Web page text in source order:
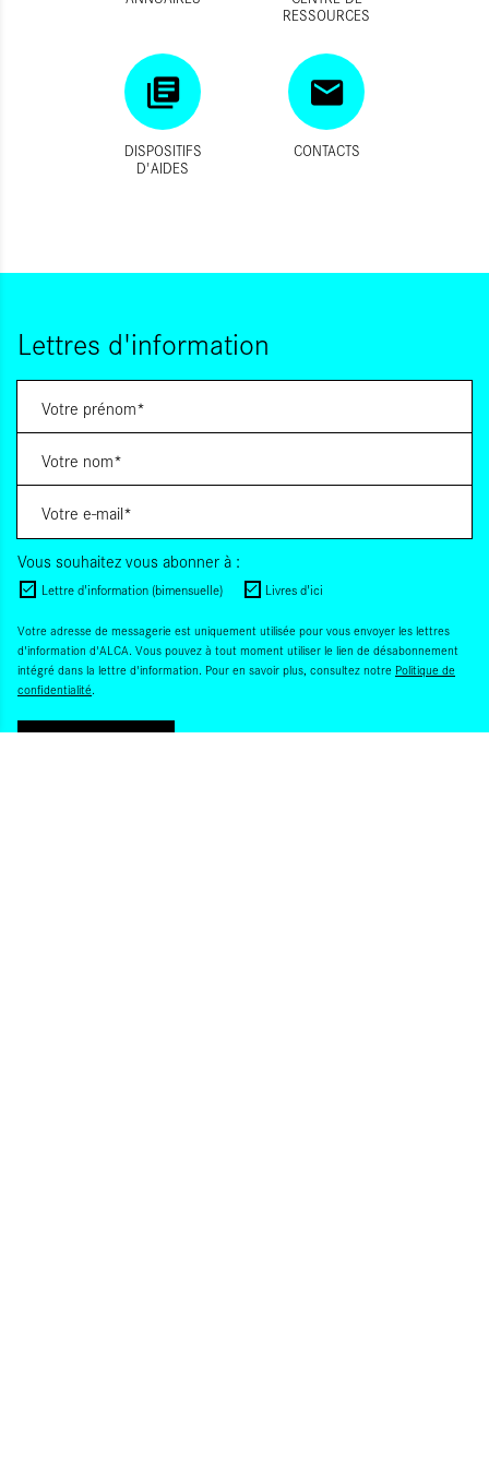
RESSOURCES
DISPOSITIFS
D'AIDES
CONTACTS
Lettres d'information
Vous souhaitez vous abonner à :
Lettre d'information (bimensuelle) Livres d'ici
Votre adresse de messagerie est uniquement utilisée pour vous envoyer les lettres
d'information d'ALCA. Vous pouvez à tout moment utiliser le lien de désabonnement
intégré dans la lettre d'information. Pour en savoir plus, consultez notre Politique de
confidentialité.